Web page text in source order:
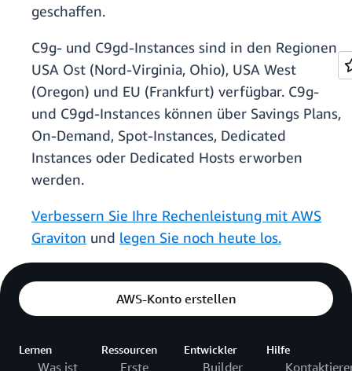
geschaffen.
C9g- und C9gd-Instances sind in den Regionen
USA Ost (Nord-Virginia, Ohio), USA West
(Oregon) und EU (Frankfurt) verfügbar. C9g-
und C9gd-Instances können über Savings Plans,
On-Demand, Spot-Instances, Dedicated
Instances oder Dedicated Hosts erworben
werden.
Verbessern Sie Ihre Rechenleistung mit AWS
Graviton und legen Sie noch heute los.
AWS-Konto erstellen
Lernen
Was ist
Ressourcen
Erste
Entwickler
Builder
Hilfe